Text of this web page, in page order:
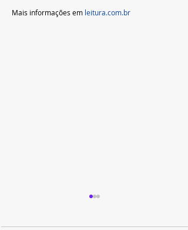
Mais informações em leitura.com.br